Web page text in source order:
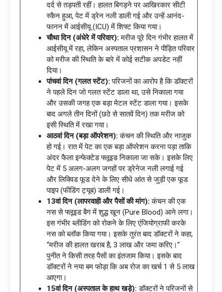
दर्द से तड़पती रहीं। हालत बिगड़ने पर आखिरकार सीटी
स्कैन हुआ, पेट में ड्रेन नली डाली गई और उन्हें आनंद-
फानन में आईसीयू (ICU) में शिफ्ट किया गया।
चौथा दिन (अंधेरे में परिवार): मरीज पूरे दिन गंभीर हालत में
आईसीयू में रहा, लेकिन अस्पताल प्रशासन ने पीड़ित परिवार
को मरीज की स्थिति के बारे में कोई सटीक अपडेट नहीं
दिया।
पांचवां दिन (गलत स्टेंट): परिजनों का आरोप है कि डॉक्टरों
ने पहले दिन जो गलत स्टेंट डाला था, उसे निकाला गया
और उसकी जगह एक बड़ा मेटल स्टेंट डाला गया। इसके
बाद अगले तीन दिनों (छठे से सातवें दिन) तक मरीज को
इसी स्थिति में रखा गया।
आठवां दिन (बड़ा ऑपरेशन): कंचन की स्थिति और नाजुक
हो गई। रात में पेट का एक बड़ा ऑपरेशन करना पड़ा ताकि
अंदर फैला इन्फेक्टेड फ्लूइड निकाला जा सके। इसके लिए
पेट में 5 अलग-अलग जगहों पर ड्रेनेज नली लगाई गई
और लिक्विड फूड देने के लिए सीधे आंत से जुड़ी एक फूड
पाइप (फीडिंग ट्यूब) डाली गई।
13वां दिन (लापरवाही और पैसों की मांग): कंचन की एक
नस से फ्लूइड बैग में शुद्ध खून (Pure Blood) आने लगा।
इस गंभीर ब्लीडिंग को रोकने के लिए एंजियोग्राफी करके
नस को ब्लॉक किया गया। इसके तुरंत बाद डॉक्टरों ने कहा,
“मरीज की हालत खराब है, 3 लाख और जमा करिए।”
पुनीत ने किसी तरह पैसों का इंतजाम किया। इसके बाद
डॉक्टरों ने नया बम फोड़ा कि अब रोज का खर्च 1 से 5 लाख
आएगा।
15वां दिन (अस्पताल के हाथ खड़े): डॉक्टरों ने परिजनों से